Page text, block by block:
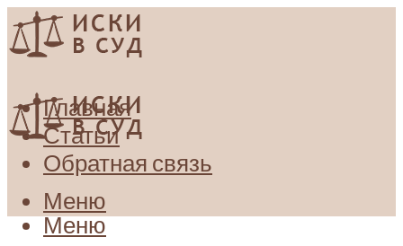
Главная
Статьи
Обратная связь
Меню
Меню